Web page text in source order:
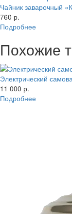
Чайник заварочный
760 р.
Подробнее
Похожие
Электрический
11 000 р.
Подробнее